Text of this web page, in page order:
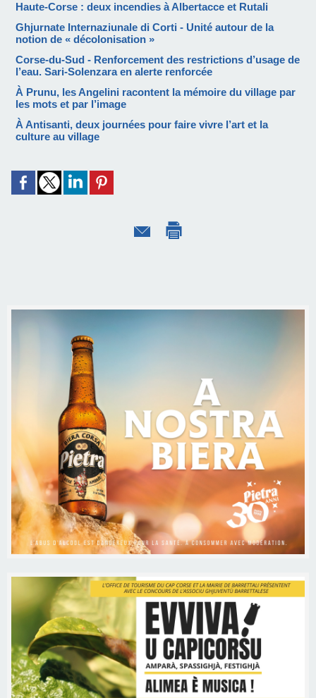
Haute-Corse : deux incendies à Albertacce et Rutali
Ghjurnate Internaziunale di Corti - Unité autour de la
notion de « décolonisation »
Corse-du-Sud - Renforcement des restrictions d’usage de
l’eau. Sari-Solenzara en alerte renforcée
À Prunu, les Angelini racontent la mémoire du village par
les mots et par l’image
À Antisanti, deux journées pour faire vivre l’art et la
culture au village